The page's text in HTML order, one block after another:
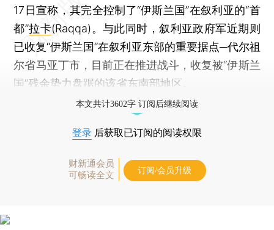
17日宣称，其完全控制了“伊斯兰国”在叙利亚的“首
都”拉卡(Raqqa)。与此同时，叙利亚政府军近期则
已收复“伊斯兰国”在叙利亚东部的重要据点─代尔祖
尔省马亚丁市，目前正在推进战斗，收复被“伊斯兰
国”残余势力盘踞的该省东南部地区。
本文共计3602字 订阅后继续阅读
登录 后获取已订阅的阅读权限
财新通会员
可畅读全文
订阅/会员升级